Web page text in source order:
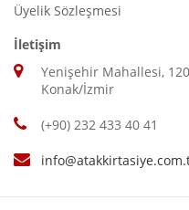
Üyelik Sözleşmesi
İletişim
Yenişehir Mahallesi,
Konak/İzmir
(+90) 232 433 40 41